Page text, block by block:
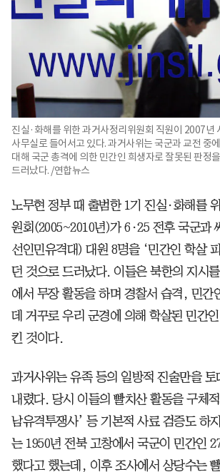
진실·화해를 위한 과거사정리위원회 직원이 2007년
사무실로 들어서고 있다. 과거사위는 국군과 교전 중
대해 국군 총격에 의한 민간인 희생자로 잘못된 판정
드러났다. /연합뉴스
노무현 정부 때 출범한 1기 진실·화해를
원회(2005~2010년)가 6·25 전후 국군과
선인민유격대) 대원 8명을 ‘민간인 학살
던 것으로 드러났다. 이들은 북한의 지시
에서 무장 활동을 하며 경찰서 습격, 민간
데 거꾸로 우리 군경에 의해 학살된 민간
킨 것이다.
과거사위는 유족 등의 일방적 진술만을 토
내렸다. 당시 이들의 빨치산 활동을 구체
남유격투쟁사’ 등 기본적 사료 검증도 하
는 1950년 전북 고창에서 국군이 민간인
했다고 했는데, 이후 조사에서 상당수는